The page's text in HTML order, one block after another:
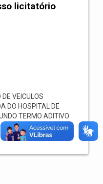
licitatório
VEICULOS
DO HOSPITAL DE
TERMO ADITIVO